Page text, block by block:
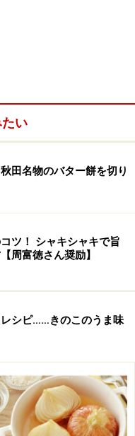
置
い
田名物のバター餅を切り
ツ！ シャキシャキで旨
周富徳さん奨励】
シピ……きのこのうま味